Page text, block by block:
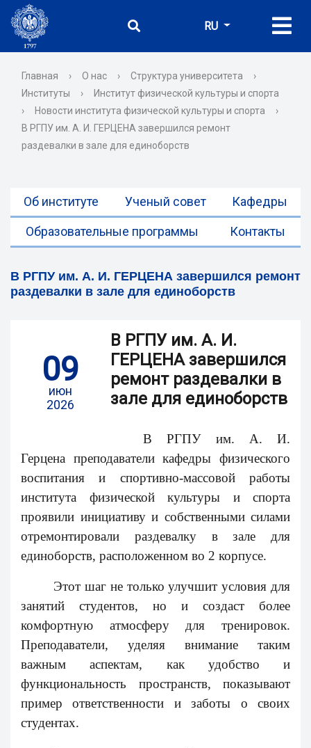
RU
Главная › О нас › Структура университета
›
Институты
›
Институт физической культуры и спорта
›
Новости института физической культуры и спорта
›
В РГПУ им. А. И. ГЕРЦЕНА завершился ремонт
раздевалки в зале для единоборств
Об институте Ученый совет Кафедры
Образовательные программы Контакты
В РГПУ им. А. И. ГЕРЦЕНА завершился ремонт
раздевалки в зале для единоборств
09
июн
2026
В РГПУ им. А. И.
ГЕРЦЕНА завершился
ремонт раздевалки в
зале для единоборств
В РГПУ им. А. И.
Герцена преподаватели кафедры физического
воспитания и спортивно-массовой работы
института физической культуры и спорта
проявили инициативу и собственными силами
отремонтировали раздевалку в зале для
единоборств, расположенном во 2 корпусе.
Этот шаг не только улучшит условия для
занятий студентов, но и создаст более
комфортную атмосферу для тренировок.
Преподаватели, уделяя внимание таким
важным аспектам, как удобство и
функциональность пространств, показывают
пример ответственности и заботы о своих
студентах.